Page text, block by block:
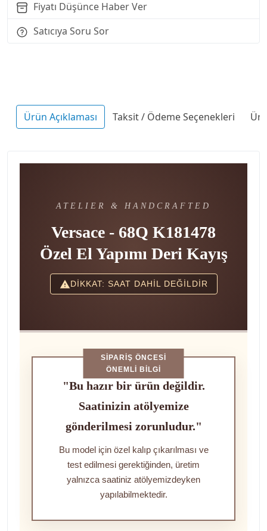
Fiyatı Düşünce Haber Ver
Satıcıya Soru Sor
Ürün Açıklaması Taksit / Ödeme Seçenekleri
ATELIER & HANDCRAFTED
Versace - 68Q K181478
Özel El Yapımı Deri Kayış
DİKKAT: SAAT DAHİL DEĞİLDİR
SIPARIŞ ÖNCESI
ÖNEMLI BILGI
"Bu hazır bir ürün değildir.
Saatinizin atölyemize
gönderilmesi zorunludur."
Bu model için özel kalıp çıkarılması ve
test edilmesi gerektiğinden, üretim
yalnızca saatiniz atölyemizdeyken
yapılabilmektedir.